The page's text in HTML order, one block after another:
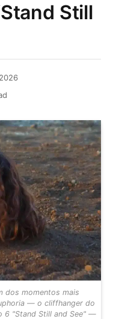
Still
dos momentos mais
— o cliffhanger do
6 "Stand Still and See" —